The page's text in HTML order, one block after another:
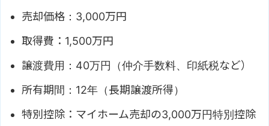
売却価格：3,000万円
取得費：1,500万円
譲渡費用：40万円（仲介手数料、印紙税など）
所有期間：12年（長期譲渡所得）
特別控除：マイホーム売却の3,000万円特別控除